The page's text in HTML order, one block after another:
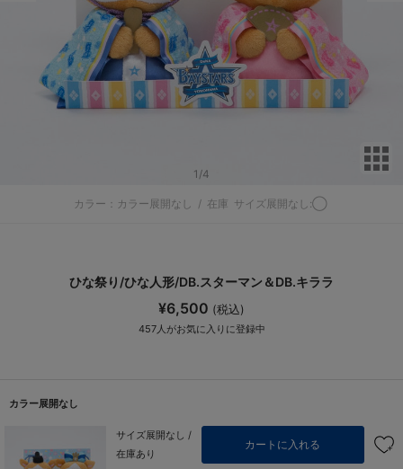
1 /4
カラー：カラー展開なし / 在庫 サイズ展開なし:◯
ひな祭り/ひな人形/DB.スターマン＆DB.キララ
¥6,500 (税込)
457人がお気に入りに登録中
カラー展開なし
サイズ展開なし /
在庫あり
カートに入れる